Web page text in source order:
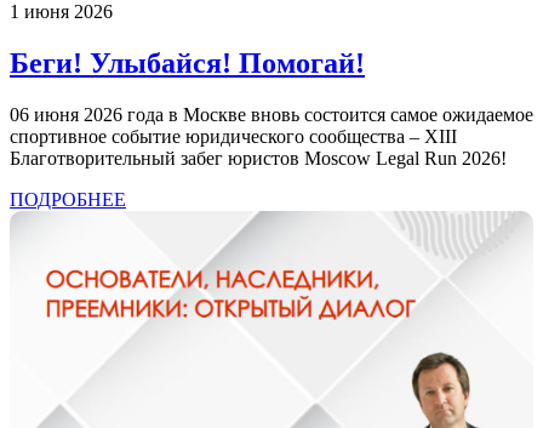
1 июня 2026
Беги! Улыбайся! Помогай!
06 июня 2026 года в Москве вновь состоится самое ожидаемое
спортивное событие юридического сообщества – XIII
Благотворительный забег юристов Moscow Legal Run 2026!
ПОДРОБНЕЕ